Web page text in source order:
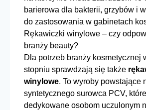
barierowa dla bakterii, grzybów i
do zastosowania w gabinetach
Rękawiczki winylowe – czy
branży beauty?
Dla potrzeb branży kosmetycznej
stopniu sprawdzają się także
winylowe. To wyroby powstające
syntetycznego surowca PCV,
dedykowane osobom uczulonym